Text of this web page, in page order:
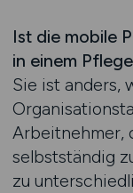
Ist die mobile
in einem
Sie ist anders,
Arbeitnehmer,
selbstständig
zu